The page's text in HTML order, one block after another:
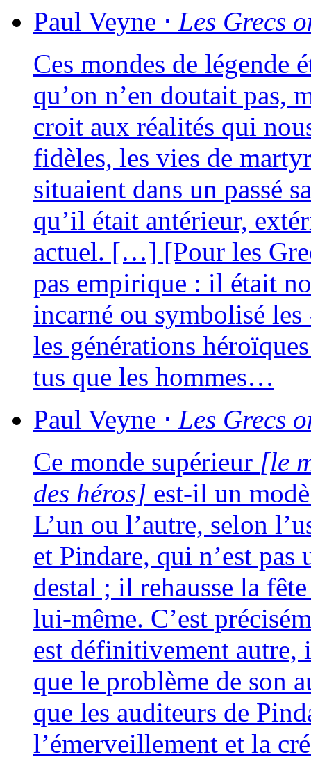
Paul Veyne ⋅ Les Grecs
Ces mondes de légende
qu’on n’en dou­tait pas,
croit aux réa­li­tés qui
fidèles, les vies de
situaient dans un pas­sé
qu’il était anté­rieur,
actuel. […] [Pour les
pas empi­rique : il était
incar­né ou sym­bo­li­sé
les géné­ra­tions
tus que les hommes…
Paul Veyne ⋅ Les Grecs
Ce monde supé­rieur [le
des héros] est-il un
L’un ou l’autre, selon
et Pindare, qui n’est
des­tal ; il rehausse la
lui-même. C’est
est défi­ni­ti­ve­ment autre,
que le pro­blème de son
que les audi­teurs de
l’émerveillement et la